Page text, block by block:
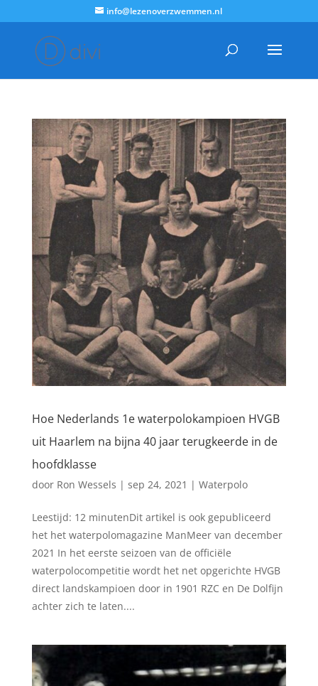
info@lezenoverzwemmen.nl
Hoe Nederlands 1e waterpolokampioen HVGB
uit Haarlem na bijna 40 jaar terugkeerde in de
hoofdklasse
door Ron Wessels | sep 24, 2021 | Waterpolo
Leestijd: 12 minutenDit artikel is ook gepubliceerd
het het waterpolomagazine ManMeer van december
2021 In het eerste seizoen van de officiële
waterpolocompetitie wordt het net opgerichte HVGB
direct landskampioen door in 1901 RZC en De Dolfijn
achter zich te laten....